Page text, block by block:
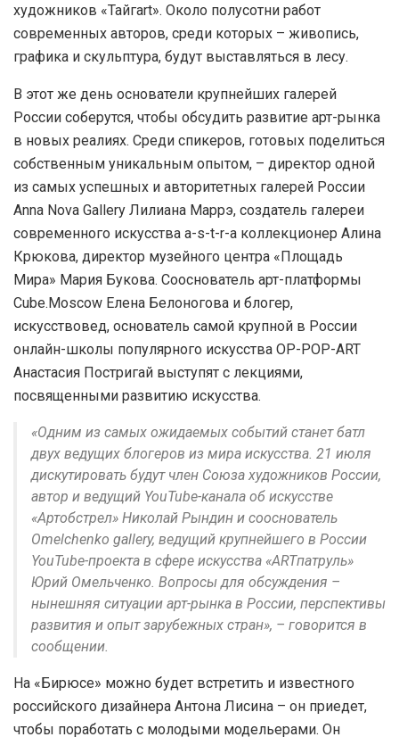
художников «Тайгart». Около полусотни работ
современных авторов, среди которых – живопись,
графика и скульптура, будут выставляться в лесу.
В этот же день основатели крупнейших галерей
России соберутся, чтобы обсудить развитие арт-рынка
в новых реалиях. Среди спикеров, готовых поделиться
собственным уникальным опытом, – директор одной
из самых успешных и авторитетных галерей России
Anna Nova Gallery Лилиана Маррэ, создатель галереи
современного искусства a-s-t-r-a коллекционер Алина
Крюкова, директор музейного центра «Площадь
Мира» Мария Букова. Сооснователь арт-платформы
Cube.Moscow Елена Белоногова и блогер,
искусствовед, основатель самой крупной в России
онлайн-школы популярного искусства OP-POP-ART
Анастасия Постригай выступят с лекциями,
посвященными развитию искусства.
«Одним из самых ожидаемых событий станет батл
двух ведущих блогеров из мира искусства. 21 июля
дискутировать будут член Союза художников России,
автор и ведущий YouTube-канала об искусстве
«Артобстрел» Николай Рындин и сооснователь
Omelchenko gallery, ведущий крупнейшего в России
YouTube-проекта в сфере искусства «ARTпатруль»
Юрий Омельченко. Вопросы для обсуждения –
нынешняя ситуации арт-рынка в России, перспективы
развития и опыт зарубежных стран», – говорится в
сообщении.
На «Бирюсе» можно будет встретить и известного
российского дизайнера Антона Лисина – он приедет,
чтобы поработать с молодыми модельерами. Он